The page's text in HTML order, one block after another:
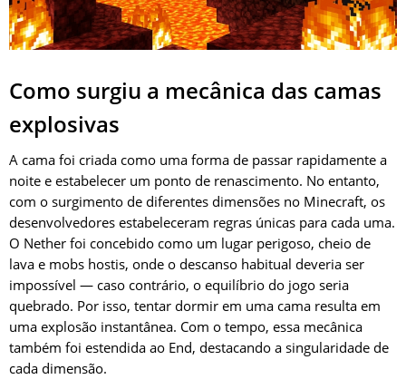
Como surgiu a mecânica das camas
explosivas
A cama foi criada como uma forma de passar rapidamente a
noite e estabelecer um ponto de renascimento. No entanto,
com o surgimento de diferentes dimensões no Minecraft, os
desenvolvedores estabeleceram regras únicas para cada uma.
O Nether foi concebido como um lugar perigoso, cheio de
lava e mobs hostis, onde o descanso habitual deveria ser
impossível — caso contrário, o equilíbrio do jogo seria
quebrado. Por isso, tentar dormir em uma cama resulta em
uma explosão instantânea. Com o tempo, essa mecânica
também foi estendida ao End, destacando a singularidade de
cada dimensão.